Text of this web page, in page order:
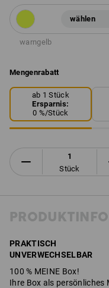
wählen
warngelb
Mengenrabatt
ab 1 Stück
Ersparnis:
0 %/Stück
Stück
PRODUKTINFO
PRAKTISCH
UNVERWECHSELBAR
100 % MEINE Box!
Ihre Box als persönliches